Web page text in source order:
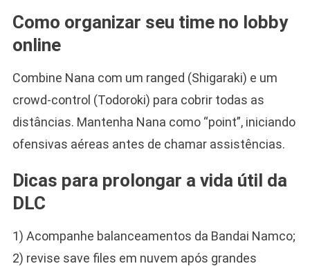
Como organizar seu time no lobby
online
Combine Nana com um ranged (Shigaraki) e um
crowd-control (Todoroki) para cobrir todas as
distâncias. Mantenha Nana como “point”, iniciando
ofensivas aéreas antes de chamar assistências.
Dicas para prolongar a vida útil da
DLC
1) Acompanhe balanceamentos da Bandai Namco;
2) revise save files em nuvem após grandes